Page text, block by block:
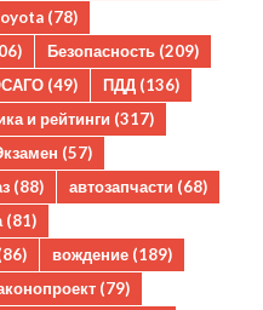
(78)
Безопасность (209)
(49) ПДД (136)
и рейтинги (317)
(57)
(88) автозапчасти (68)
(81)
вождение (189)
(79)